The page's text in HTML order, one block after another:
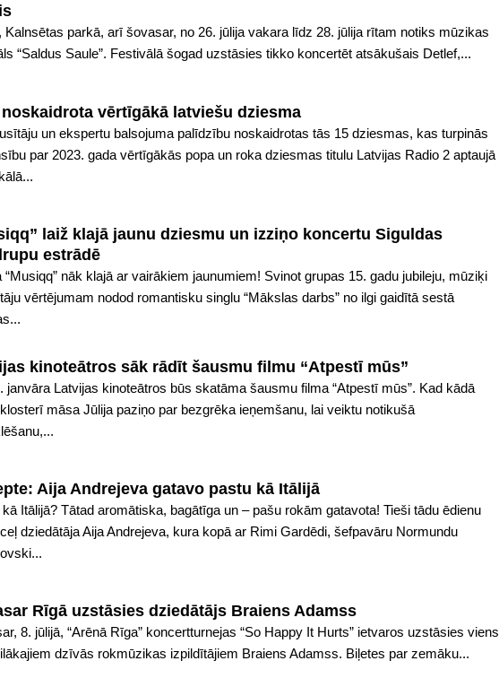
Kalnsētas parkā, arī šovasar, no 26. jūlija vakara līdz 28. jūlija rītam notiks mūzikas
“Saldus Saule”. Festivālā šogad uzstāsies tikko koncertēt atsākušais Detlef,...
vērtīgākā latviešu dziesma
un ekspertu balsojuma palīdzību noskaidrotas tās 15 dziesmas, kas turpinās
par 2023. gada vērtīgākās popa un roka dziesmas titulu Latvijas Radio 2 aptaujā
laiž klajā jaunu dziesmu un izziņo koncertu Siguldas
estrādē
“Musiqq” nāk klajā ar vairākiem jaunumiem! Svinot grupas 15. gadu jubileju, mūziķi
vērtējumam nodod romantisku singlu “Mākslas darbs” no ilgi gaidītā sestā
kinoteātros sāk rādīt šausmu filmu “Atpestī mūs”
janvāra Latvijas kinoteātros būs skatāma šausmu filma “Atpestī mūs”. Kad kādā
māsa Jūlija paziņo par bezgrēka ieņemšanu, lai veiktu notikušā
Aija Andrejeva gatavo pastu kā Itālijā
Itālijā? Tātad aromātiska, bagātīga un – pašu rokām gatavota! Tieši tādu ēdienu
dziedātāja Aija Andrejeva, kura kopā ar Rimi Gardēdi, šefpavāru Normundu
Rīgā uzstāsies dziedātājs Braiens Adamss
8. jūlijā, “Arēnā Rīga” koncertturnejas “So Happy It Hurts” ietvaros uzstāsies viens
dzīvās rokmūzikas izpildītājiem Braiens Adamss. Biļetes par zemāku...